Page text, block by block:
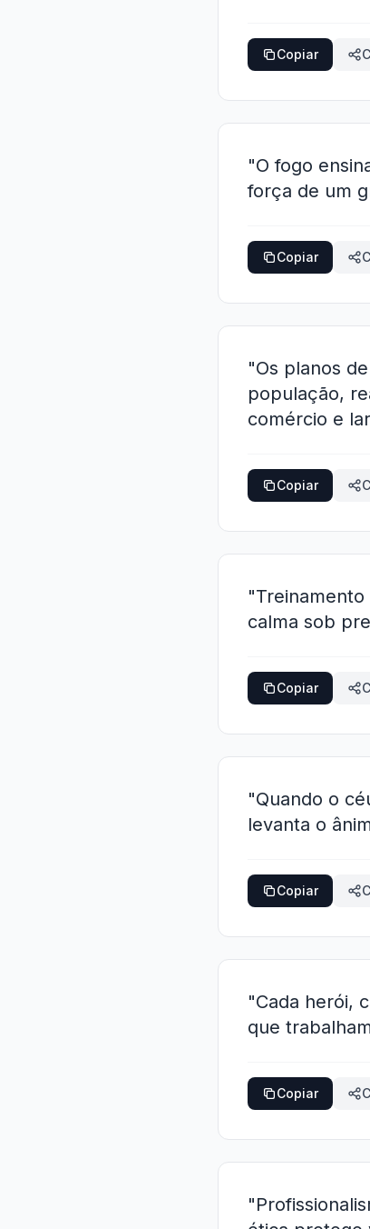
Copiar
"O fogo
força de um
Copiar
"Os planos
população,
comércio e
Copiar
calma sob
Copiar
"Quando o
levanta o
Copiar
"Cada herói,
que
Copiar